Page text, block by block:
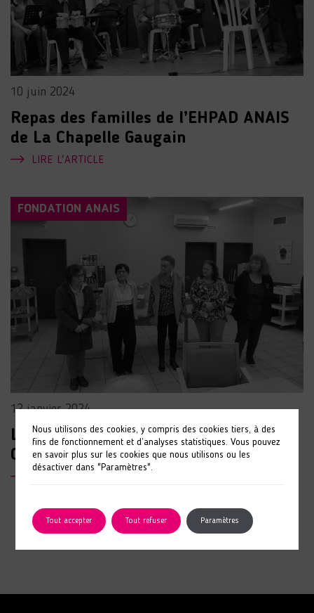
10 juin 2024
Repas des familles de l’EHPAD ANAIS
de La Chapelle Gaugain
LIRE L'ARTICLE
FONDATION ANAIS
12 janvier 2024
Les bénévoles de l’EHPAD ANAIS de La
Chapelle-Gaugain à l’honneur
Nous utilisons des cookies, y compris des cookies tiers, à des
fins de fonctionnement et d’analyses statistiques. Vous pouvez
en savoir plus sur les cookies que nous utilisons ou les
désactiver dans "Paramètres".
Tout accepter Tout refuser Paramètres